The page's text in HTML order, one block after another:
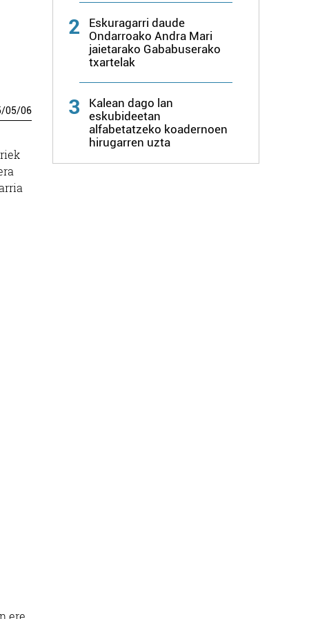
/05/06
ere,
2
Eskuragarri daude
Ondarroako Andra Mari
jaietarako Gababuserako
txartelak
3
Kalean dago lan
eskubideetan
alfabetatzeko koadernoen
hirugarren uzta